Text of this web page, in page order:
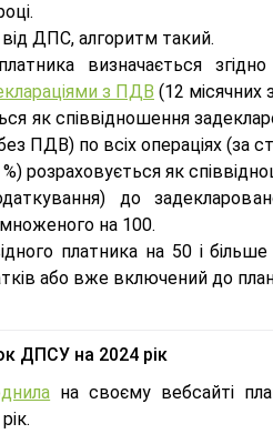
ДПС, алгоритм такий.
визначається
з ПДВ (12 місячних
як співвідношення
ПДВ) по всіх операціях (за
розраховується як
до
на 100.
платника на 50 і
або вже включений до
ДПСУ на 2024 рік
на своєму вебсайті